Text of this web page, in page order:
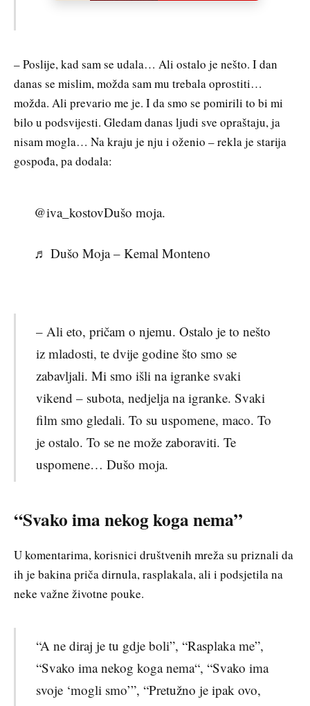
– Poslije, kad sam se udala… Ali ostalo je nešto. I dan
danas se mislim, možda sam mu trebala oprostiti…
možda. Ali prevario me je. I da smo se pomirili to bi mi
bilo u podsvijesti. Gledam danas ljudi sve opraštaju, ja
nisam mogla… Na kraju je nju i oženio – rekla je starija
gospođa, pa dodala:
@iva_kostovDušo moja.
♬ Dušo Moja – Kemal Monteno
– Ali eto, pričam o njemu. Ostalo je to nešto
iz mladosti, te dvije godine što smo se
zabavljali. Mi smo išli na igranke svaki
vikend – subota, nedjelja na igranke. Svaki
film smo gledali. To su uspomene, maco. To
je ostalo. To se ne može zaboraviti. Te
uspomene… Dušo moja.
“Svako ima nekog koga nema”
U komentarima, korisnici društvenih mreža su priznali da
ih je bakina priča dirnula, rasplakala, ali i podsjetila na
neke važne životne pouke.
“A ne diraj je tu gdje boli”, “Rasplaka me”,
“Svako ima nekog koga nema“, “Svako ima
svoje ‘mogli smo’”, “Pretužno je ipak ovo,